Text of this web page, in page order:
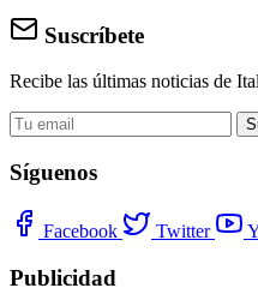
Suscríbete
Recibe las últimas noticias de
Síguenos
Facebook Twitter
Publicidad